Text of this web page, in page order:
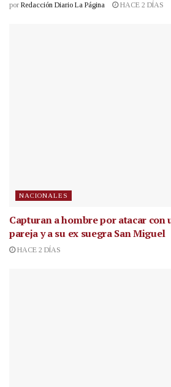
por Redacción Diario La Página HACE 2 DÍAS
NACIONALES
Capturan a hombre por atacar con
pareja y a su ex suegra San Miguel
HACE 2 DÍAS